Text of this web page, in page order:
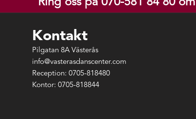
Kontakt
Pilgatan 8A Västerås
info@vasterasdanscenter.com
Reception: 0705-818480
Kontor: 0705-818844